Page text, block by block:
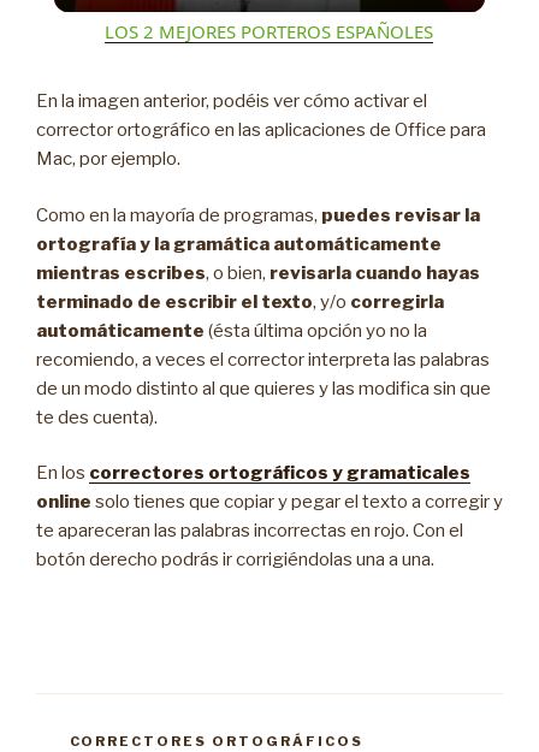
i
d
o
LOS 2 MEJORES PORTEROS ESPAÑOLES
En la imagen anterior, podéis ver cómo activar el
corrector ortográfico en las aplicaciones de Office para
Mac, por ejemplo.
Como en la mayoría de programas, puedes revisar la
ortografía y la gramática automáticamente
mientras escribes, o bien, revisarla cuando hayas
terminado de escribir el texto, y/o corregirla
automáticamente (ésta última opción yo no la
recomiendo, a veces el corrector interpreta las palabras
de un modo distinto al que quieres y las modifica sin que
te des cuenta).
En los correctores ortográficos y gramaticales
online solo tienes que copiar y pegar el texto a corregir y
te apareceran las palabras incorrectas en rojo. Con el
botón derecho podrás ir corrigiéndolas una a una.
CATEGORÍAS
CORRECTORES ORTOGRÁFICOS